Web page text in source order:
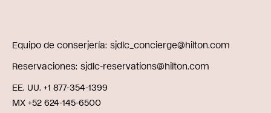
Equipo de conserjería sjdlc_concierge@hilton.com
Reservaciones sjdlc-reservations@hilton.com
EE. UU. +1 877-354-1399
MX +52 624-145-6500